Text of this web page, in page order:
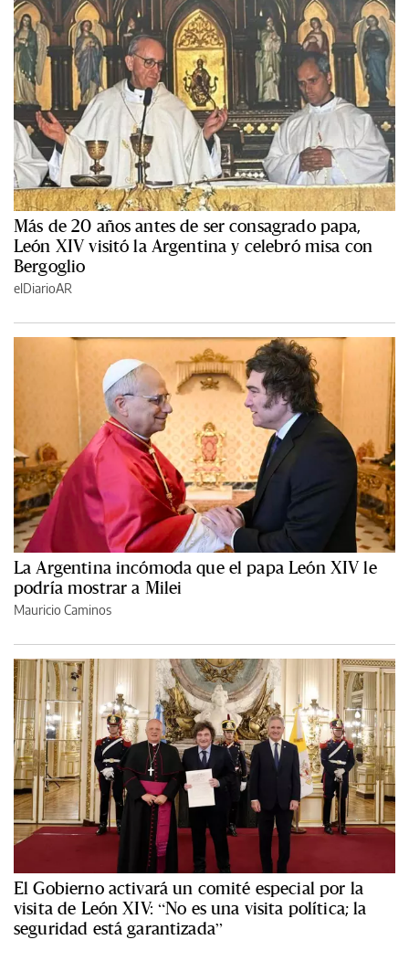
Más de 20 años antes de ser consagrado papa,
León XIV visitó la Argentina y celebró misa con
Bergoglio
elDiarioAR
La Argentina incómoda que el papa León XIV le
podría mostrar a Milei
Mauricio Caminos
El Gobierno activará un comité especial por la
visita de León XIV: “No es una visita política; la
seguridad está garantizada”